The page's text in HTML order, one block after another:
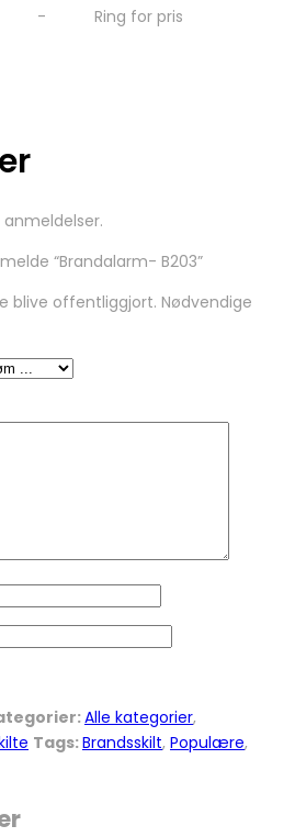
- Ring for pris
“Brandalarm- B203”
blive offentliggjort. Nødvendige
Alle kategorier,
Tags:Brandsskilt, Populære,